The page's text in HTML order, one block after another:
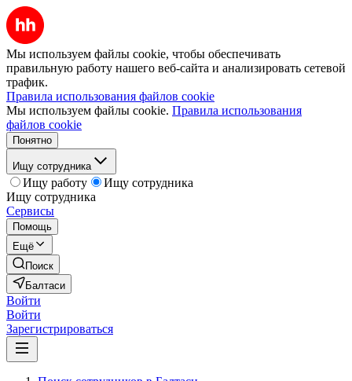
Мы используем файлы cookie, чтобы обеспечивать
правильную работу нашего веб-сайта и анализировать сетевой
трафик.
Правила использования файлов cookie
Мы используем файлы cookie. Правила использования
файлов cookie
Понятно
Ищу сотрудника
Ищу работу
Ищу сотрудника
Ищу сотрудника
Сервисы
Помощь
Ещё
Поиск
Балтаси
Войти
Войти
Зарегистрироваться